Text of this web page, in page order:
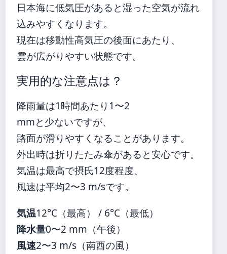
日本海に低気圧があると湿った空気が流れ
込みやすくなります。
現在は移動性高気圧の後面にあたり、
雲が広がりやすい状態です。
実用的な注意点は？
降雨量は1時間あたり1〜2
mmと少ないですが、
路面が滑りやすくなることがあります。
外出時は折りたたみ傘があると安心です。
気温は最高で摂氏12度程度、
風速は平均2〜3 m/sです。
気温12°C（最高） / 6°C（最低）
降水量0〜2 mm（午後）
風速2〜3 m/s（南西の風）